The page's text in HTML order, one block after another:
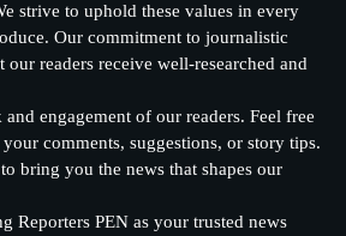
strive to uphold these values in every
Our commitment to journalistic
our readers receive well-researched and
engagement of our readers. Feel free
comments, suggestions, or story tips.
bring you the news that shapes our
Reporters PEN as your trusted news